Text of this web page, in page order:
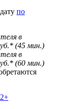
по
в
(45 мин.)
в
(60 мин.)